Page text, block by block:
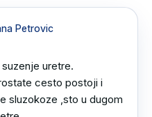
Petrovic
uretre.
cesto postoji i
sluzokoze ,sto u dugom